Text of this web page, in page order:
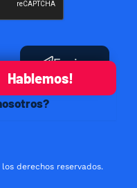
Hablemos!
Enviar
derechos reservados.